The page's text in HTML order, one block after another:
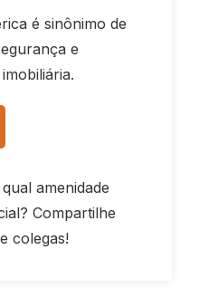
é sinônimo de
e
amenidade
Compartilhe
colegas!